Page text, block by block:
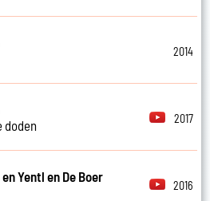
2014
doden
2017
Yentl en De Boer
2016